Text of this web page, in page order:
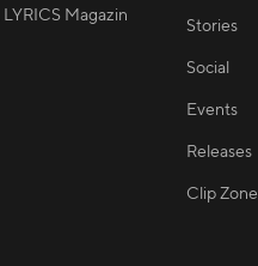
LYRICS Magazin
Stories
Social
Events
Releases
Clip Zone